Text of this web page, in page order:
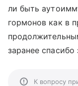
ли быть
гормонов как в
заранее спасибо
К вопросу